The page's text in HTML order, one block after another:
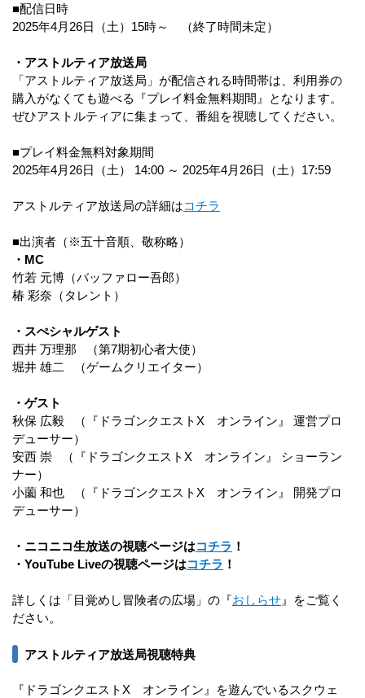
■配信日時
2025年4月26日（土）15時～ （終了時間未定）
・アストルティア放送局
「アストルティア放送局」が配信される時間帯は、利用券の
購入がなくても遊べる『プレイ料金無料期間』となります。
ぜひアストルティアに集まって、番組を視聴してください。
■プレイ料金無料対象期間
2025年4月26日（土） 14:00 ～ 2025年4月26日（土）17:59
アストルティア放送局の詳細はコチラ
■出演者（※五十音順、敬称略）
・MC
竹若 元博（バッファロー吾郎）
椿 彩奈（タレント）
・スぺシャルゲスト
西井 万理那 （第7期初心者大使）
堀井 雄二 （ゲームクリエイター）
・ゲスト
秋保 広毅 （『ドラゴンクエストX オンライン』 運営プロ
デューサー）
安西 崇 （『ドラゴンクエストX オンライン』 ショーラン
ナー）
小薗 和也 （『ドラゴンクエストX オンライン』 開発プロ
デューサー）
・ニコニコ生放送の視聴ページはコチラ ！
・YouTube Liveの視聴ページはコチラ ！
詳しくは「目覚めし冒険者の広場」の『おしらせ 』をご覧く
ださい。
アストルティア放送局視聴特典
『ドラゴンクエストX オンライン』を遊んでいるスクウェ